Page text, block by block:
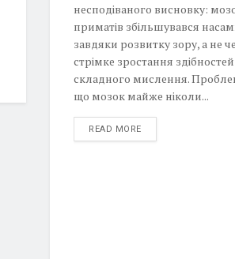
несподіваного висновку:
приматів збільшувався
завдяки розвитку зору, а не
стрімке зростання
складного мислення.
що мозок майже ніколи...
READ MOREDETAILS